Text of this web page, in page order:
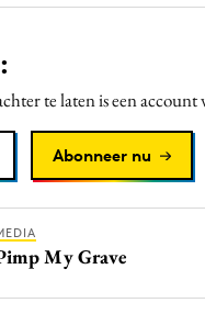
te laten is een account
Abonneer nu
My Grave